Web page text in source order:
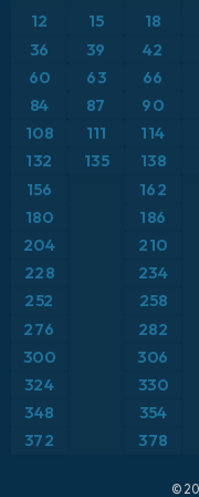
ICON Alemania 2 km
Caribe
Escandinavia
Estados Unidos
Europa
Francia
Grecia
Islandia
Anomalía de
CAPE
Precipitación, nubes y
Profundidad de nieve
Punto de rocío a 2 m
Ráfagas de Viento
Ráfagas de viento
12
15 18
36 39 42
60
63 66
84 87 90
108 111 114
132 135 138
156
162
180
186
204
210
228 234
252 258
276
282
300
306
324
330
348 354
372 378
©